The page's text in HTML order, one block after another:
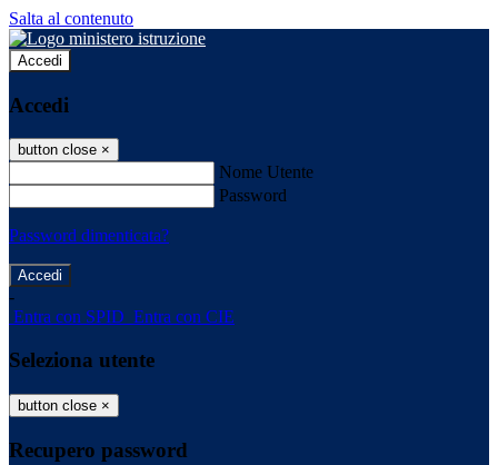
Salta al contenuto
Accedi
Accedi
button close ×
Nome Utente
Password
Password dimenticata?
-
Entra con SPID Entra con CIE
Seleziona utente
button close ×
Recupero password